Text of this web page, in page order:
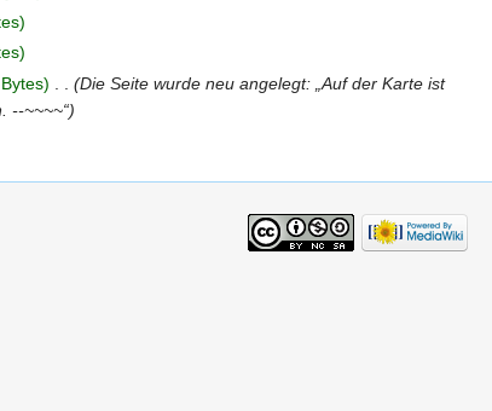
(Die Seite wurde neu angelegt: „Auf der Karte ist
--~~~~“)